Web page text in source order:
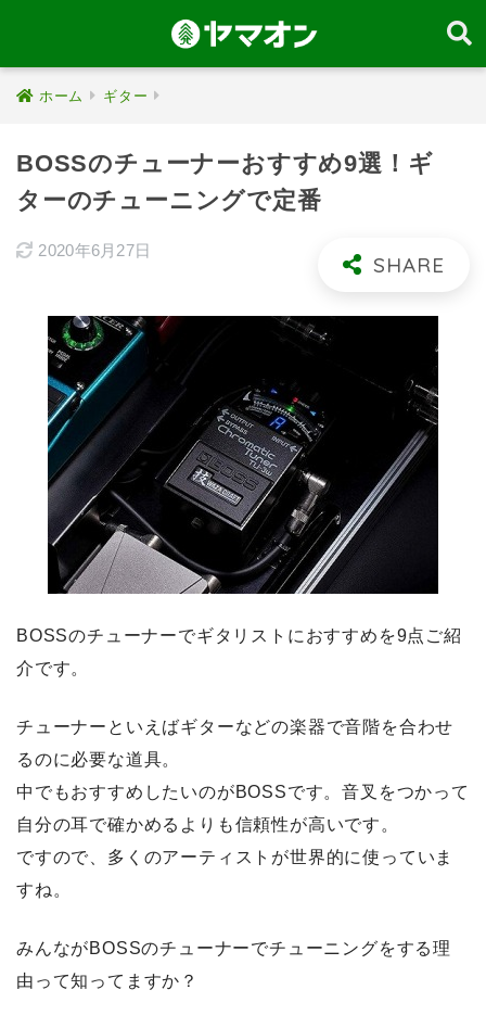
ホーム ギター
BOSSのチューナーおすすめ9選！ギ
ターのチューニングで定番
2020年6月27日
BOSSのチューナーでギタリストにおすすめを9点ご紹
介です。
チューナーといえばギターなどの楽器で音階を合わせ
るのに必要な道具。
中でもおすすめしたいのがBOSSです。音叉をつかって
自分の耳で確かめるよりも信頼性が高いです。
ですので、多くのアーティストが世界的に使っていま
すね。
みんながBOSSのチューナーでチューニングをする理
由って知ってますか？